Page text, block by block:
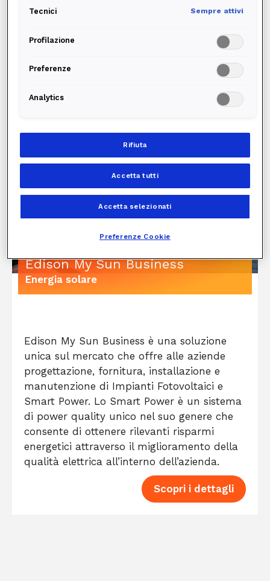
Edison My Sun Business
Energia solare
Edison My Sun Business è una soluzione
unica sul mercato che offre alle aziende
progettazione, fornitura, installazione e
manutenzione di Impianti Fotovoltaici e
Smart Power. Lo Smart Power è un sistema
di power quality unico nel suo genere che
consente di ottenere rilevanti risparmi
energetici attraverso il miglioramento della
qualità elettrica all’interno dell’azienda.
Scopri i dettagli
Tecnici Sempre attivi
Profilazione
Preferenze
Analytics
Rifiuta
Accetta tutti
Accetta selezionati
Preferenze Cookie